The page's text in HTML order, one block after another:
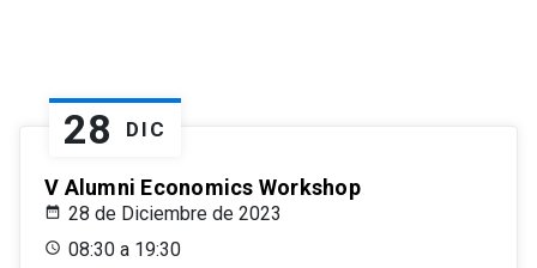
28 DIC
V Alumni Economics Workshop
28 de Diciembre de 2023
08:30 a 19:30